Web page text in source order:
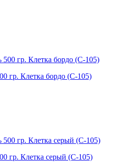
гр. Клетка бордо (С-105)
гр. Клетка серый (С-105)